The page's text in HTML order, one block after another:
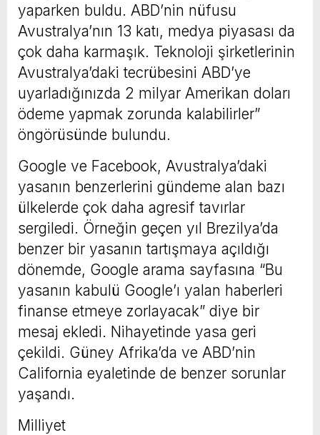
yaparken buldu. ABD’nin nüfusu
Avustralya’nın 13 katı, medya piyasası da
çok daha karmaşık. Teknoloji şirketlerinin
Avustralya’daki tecrübesini ABD’ye
uyarladığınızda 2 milyar Amerikan doları
ödeme yapmak zorunda kalabilirler”
öngörüsünde bulundu.
Google ve Facebook, Avustralya’daki
yasanın benzerlerini gündeme alan bazı
ülkelerde çok daha agresif tavırlar
sergiledi. Örneğin geçen yıl Brezilya’da
benzer bir yasanın tartışmaya açıldığı
dönemde, Google arama sayfasına “Bu
yasanın kabulü Google’ı yalan haberleri
finanse etmeye zorlayacak” diye bir
mesaj ekledi. Nihayetinde yasa geri
çekildi. Güney Afrika’da ve ABD’nin
California eyaletinde de benzer sorunlar
yaşandı.
Milliyet